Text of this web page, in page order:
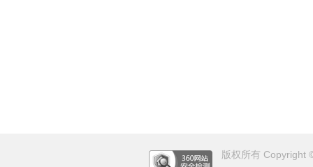
版权所有 Copyright